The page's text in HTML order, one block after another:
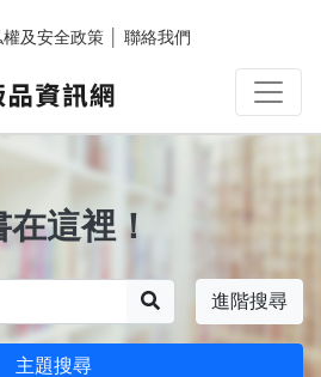
權及安全政策 聯絡我們
這裡！
進階搜尋
主題搜尋